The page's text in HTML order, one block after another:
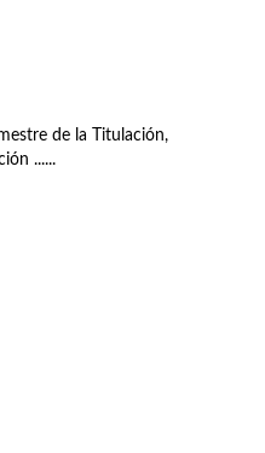
de la Titulación,
......